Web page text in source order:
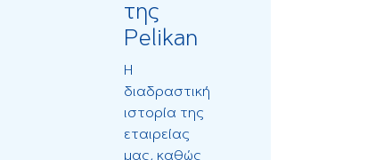
της
Pelikan
Η
διαδραστική
ιστορία της
εταιρείας
μας, καθώς